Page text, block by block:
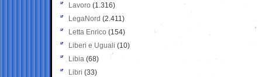
Lavoro (1.316)
LegaNord (2.411)
Letta Enrico (154)
Liberi e Uguali (10)
Libia (68)
Libri (33)